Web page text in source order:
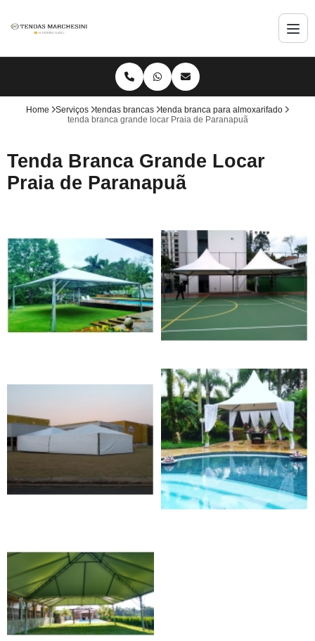
Home Serviços tendas brancas
tenda branca para almoxarifado
tenda branca grande locar Praia de Paranapuã
Tenda Branca Grande Locar
Praia de Paranapuã